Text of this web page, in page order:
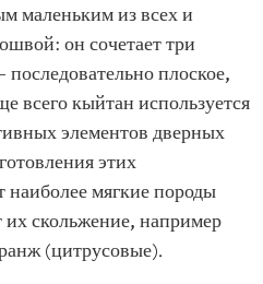
маленьким из всех и
он сочетает три
плоское,
всего кыйтан используется
элементов дверных
этих
мягкие породы
их скольжение, например
(цитрусовые).